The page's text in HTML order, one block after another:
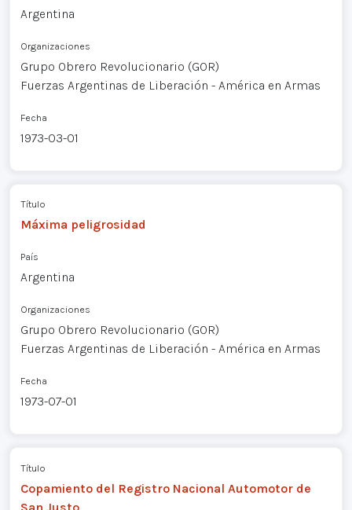
Argentina
Organizaciones
Grupo Obrero Revolucionario (GOR)
Fuerzas Argentinas de Liberación - América en Armas
Fecha
1973-03-01
Título
Máxima peligrosidad
País
Argentina
Organizaciones
Grupo Obrero Revolucionario (GOR)
Fuerzas Argentinas de Liberación - América en Armas
Fecha
1973-07-01
Título
Copamiento del Registro Nacional Automotor de